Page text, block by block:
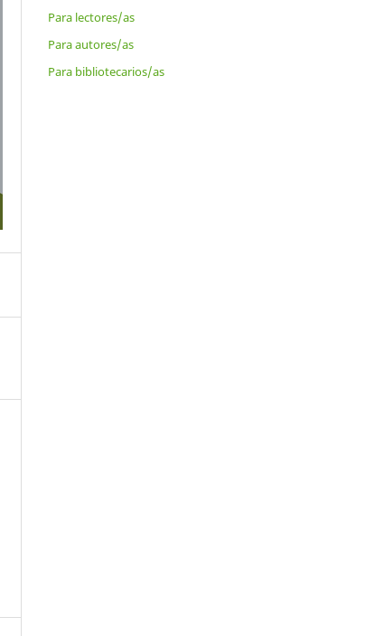
Para lectores/as
Para autores/as
Para bibliotecarios/as